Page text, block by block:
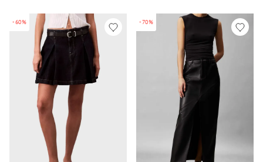
-60% -70%